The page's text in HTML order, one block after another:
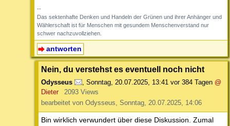
--
Das sektenhafte Denken und Handeln der Grünen und ihrer Anhänger und
Wählerschaft ist für Menschen mit gesundem Menschenverstand nur
schwer nachzuvollziehen.
antworten
Nein, du verstehst es eventuell noch nicht
Odysseus , Sonntag, 20.07.2025, 13:41 vor 384 Tagen @
Dieter
2093 Views
bearbeitet von Odysseus, Sonntag, 20.07.2025, 14:06
Bin wirklich verwundert über diese Diskussion. Zumal